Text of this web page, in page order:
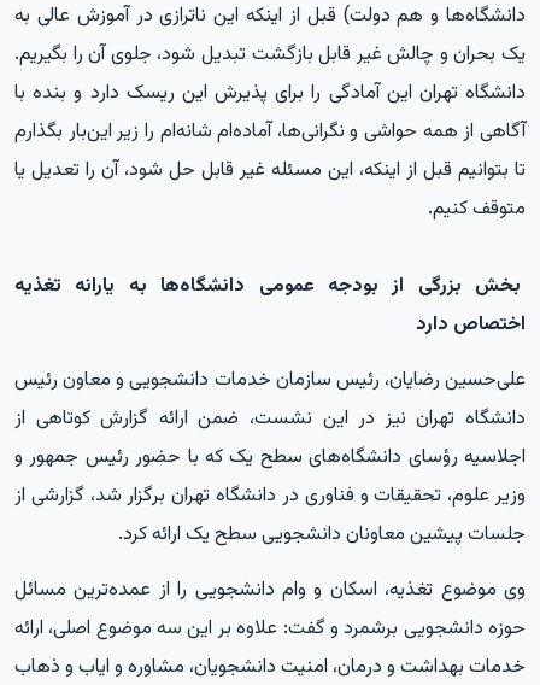
دانشگاه‌ها و هم دولت) قبل از اینکه این ناترازی در آموزش عالی به
یک بحران و چالش غیر قابل بازگشت تبدیل شود، جلوی آن را بگیریم.
دانشگاه تهران این آمادگی را برای پذیرش این ریسک دارد و بنده با
آگاهی از همه حواشی و نگرانی‌ها، آماده‌ام شانه‌ام را زیر این‌بار بگذارم
تا بتوانیم قبل از اینکه، این مسئله غیر قابل حل شود، آن را تعدیل یا
متوقف کنیم.
بخش بزرگی از بودجه عمومی دانشگاه‌ها به یارانه تغذیه
اختصاص دارد
علی‌حسین رضایان، رئیس سازمان خدمات دانشجویی و معاون رئیس
دانشگاه تهران نیز در این نشست، ضمن ارائه گزارش کوتاهی از
اجلاسیه رؤسای دانشگاه‌های سطح یک که با حضور رئیس جمهور و
وزیر علوم، تحقیقات و فناوری در دانشگاه تهران برگزار شد، گزارشی از
جلسات پیشین معاونان دانشجویی سطح یک ارائه کرد.
وی موضوع تغذیه، اسکان و وام دانشجویی را از عمده‌ترین مسائل
حوزه دانشجویی برشمرد و گفت: علاوه بر این سه موضوع اصلی، ارائه
خدمات بهداشت و درمان، امنیت دانشجویان، مشاوره و ایاب و ذهاب